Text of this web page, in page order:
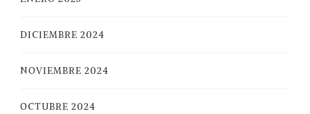
DICIEMBRE 2024
NOVIEMBRE 2024
OCTUBRE 2024